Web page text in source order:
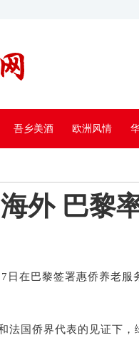
吾乡美酒 欧洲风情
外 巴黎
在巴黎签署惠侨养老
国侨界代表的见证下，